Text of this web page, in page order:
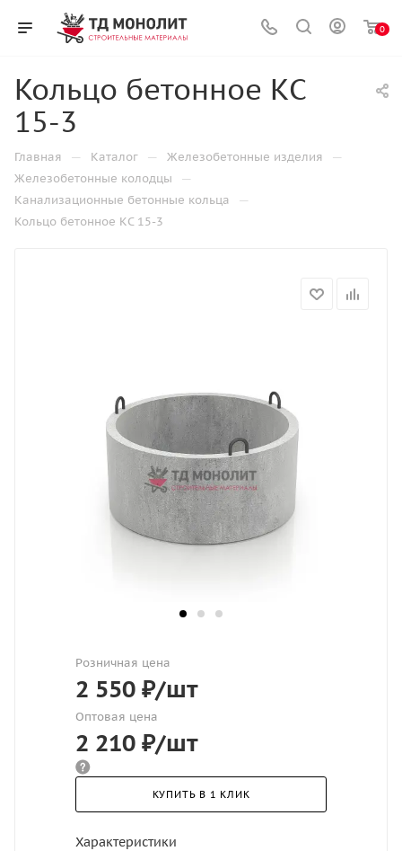
0
Кольцо бетонное КС
15-3
Главная — Каталог — Железобетонные изделия —
Железобетонные колодцы —
Канализационные бетонные кольца —
Кольцо бетонное КС 15-3
Розничная цена
2 550 ₽/шт
Оптовая цена
2 210 ₽/шт
КУПИТЬ В 1 КЛИК
Характеристики